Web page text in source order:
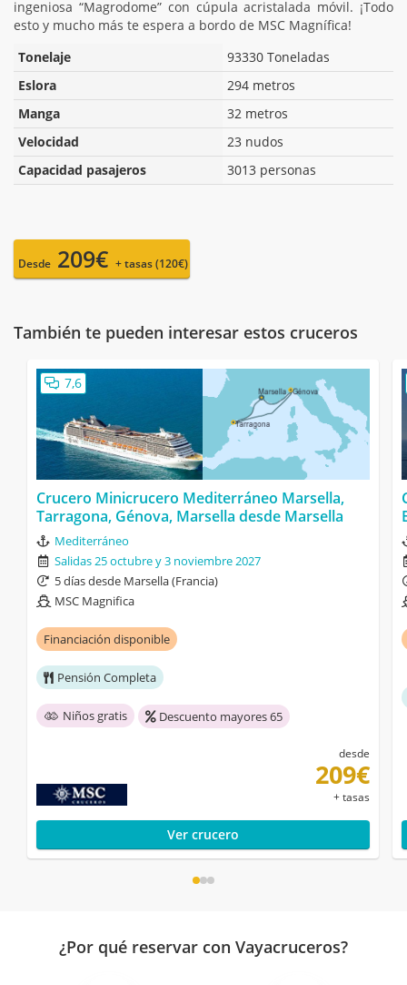
ingeniosa “Magrodome” con cúpula acristalada móvil. ¡Todo
esto y mucho más te espera a bordo de MSC Magnífica!
Tonelaje
93330 Toneladas
Eslora
294 metros
Manga
32 metros
Velocidad
23 nudos
Capacidad pasajeros
3013 personas
Desde 209€ + tasas (120€)
También te pueden interesar estos cruceros
7,6
Crucero Minicrucero Mediterráneo Marsella,
Tarragona, Génova, Marsella desde Marsella
Mediterráneo
Salidas 25 octubre y 3 noviembre 2027
5 días desde Marsella (Francia)
MSC Magnifica
Financiación disponible
Pensión Completa
Niños gratis Descuento mayores 65
desde
209€
+ tasas
Ver crucero
¿Por qué reservar con Vayacruceros?